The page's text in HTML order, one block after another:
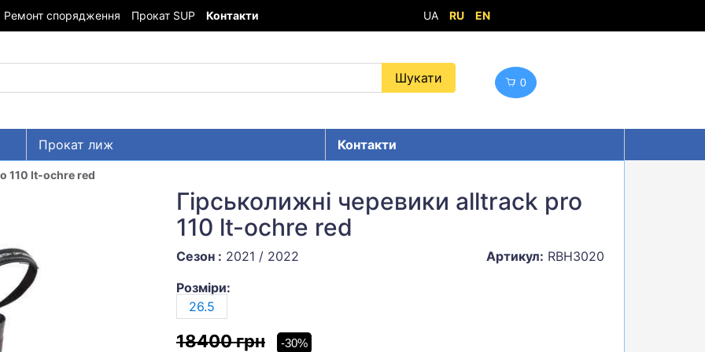
Ремонт спорядження Прокат SUP Контакти UA RU EN
0
Прокат лиж
Контакти
110 lt-ochre red
Гірськолижні черевики alltrack pro
110 lt-ochre red
Сезон : 2021 / 2022 Артикул: RBH3020
Розміри:
26.5
18400 грн -30%